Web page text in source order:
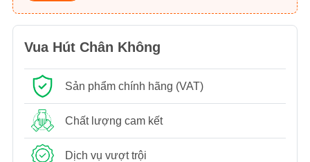
Vua Hút Chân Không
Sản phẩm chính hãng (VAT)
Chất lượng cam kết
Dịch vụ vượt trội